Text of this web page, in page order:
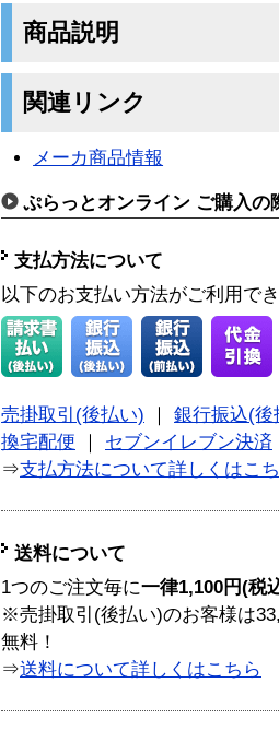
商品説明
関連リンク
メーカ商品情報
ぷらっとオンライン ご購入の
支払方法について
以下のお支払い方法がご利用で
売掛取引(後払い)
銀行振込(後
換宅配便
セブンイレブン決済
⇒支払方法について詳しくはこ
送料について
1つのご注文毎に一律1,100円(税
※売掛取引(後払い)のお客様は
無料！
⇒送料について詳しくはこちら